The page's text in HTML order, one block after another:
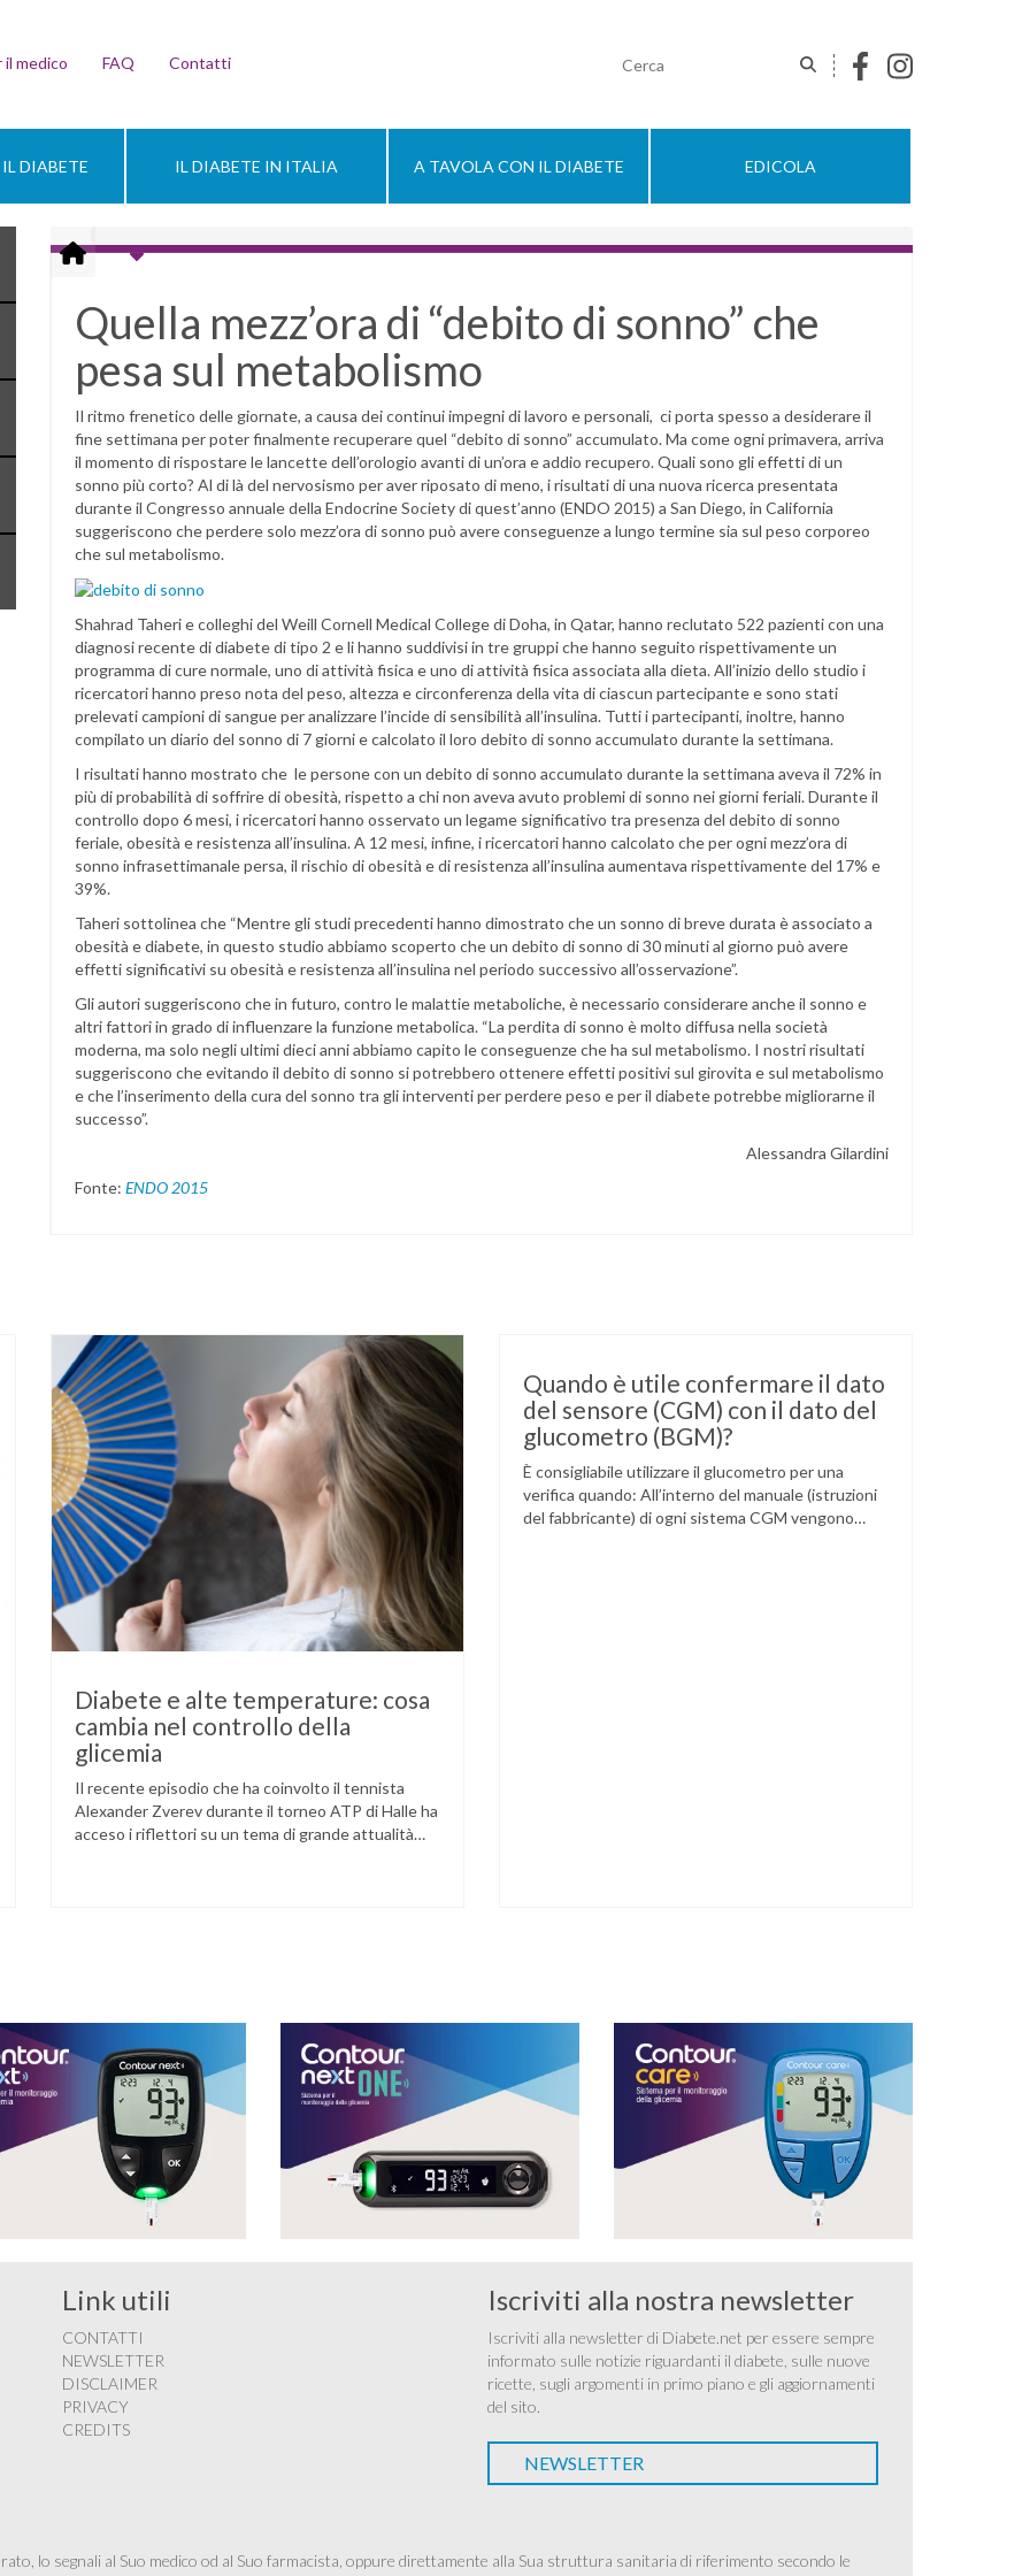
il medico FAQ Contatti
DIABETE IL DIABETE IN ITALIA A TAVOLA CON IL DIABETE EDICOLA
Quella mezz’ora di “debito di sonno” che
pesa sul metabolismo
Il ritmo frenetico delle giornate, a causa dei continui impegni di lavoro e personali, ci porta spesso a desiderare il
fine settimana per poter finalmente recuperare quel “debito di sonno” accumulato. Ma come ogni primavera, arriva
il momento di rispostare le lancette dell’orologio avanti di un’ora e addio recupero. Quali sono gli effetti di un
sonno più corto? Al di là del nervosismo per aver riposato di meno, i risultati di una nuova ricerca presentata
durante il Congresso annuale della Endocrine Society di quest’anno (ENDO 2015) a San Diego, in California
suggeriscono che perdere solo mezz’ora di sonno può avere conseguenze a lungo termine sia sul peso corporeo
che sul metabolismo.
Shahrad Taheri e colleghi del Weill Cornell Medical College di Doha, in Qatar, hanno reclutato 522 pazienti con una
diagnosi recente di diabete di tipo 2 e li hanno suddivisi in tre gruppi che hanno seguito rispettivamente un
programma di cure normale, uno di attività fisica e uno di attività fisica associata alla dieta. All’inizio dello studio i
ricercatori hanno preso nota del peso, altezza e circonferenza della vita di ciascun partecipante e sono stati
prelevati campioni di sangue per analizzare l’incide di sensibilità all’insulina. Tutti i partecipanti, inoltre, hanno
compilato un diario del sonno di 7 giorni e calcolato il loro debito di sonno accumulato durante la settimana.
I risultati hanno mostrato che le persone con un debito di sonno accumulato durante la settimana aveva il 72% in
più di probabilità di soffrire di obesità, rispetto a chi non aveva avuto problemi di sonno nei giorni feriali. Durante il
controllo dopo 6 mesi, i ricercatori hanno osservato un legame significativo tra presenza del debito di sonno
feriale, obesità e resistenza all’insulina. A 12 mesi, infine, i ricercatori hanno calcolato che per ogni mezz’ora di
sonno infrasettimanale persa, il rischio di obesità e di resistenza all’insulina aumentava rispettivamente del 17% e
39%.
Taheri sottolinea che “Mentre gli studi precedenti hanno dimostrato che un sonno di breve durata è associato a
obesità e diabete, in questo studio abbiamo scoperto che un debito di sonno di 30 minuti al giorno può avere
effetti significativi su obesità e resistenza all’insulina nel periodo successivo all’osservazione”.
Gli autori suggeriscono che in futuro, contro le malattie metaboliche, è necessario considerare anche il sonno e
altri fattori in grado di influenzare la funzione metabolica. “La perdita di sonno è molto diffusa nella società
moderna, ma solo negli ultimi dieci anni abbiamo capito le conseguenze che ha sul metabolismo. I nostri risultati
suggeriscono che evitando il debito di sonno si potrebbero ottenere effetti positivi sul girovita e sul metabolismo
e che l’inserimento della cura del sonno tra gli interventi per perdere peso e per il diabete potrebbe migliorarne il
successo”.
Alessandra Gilardini
Fonte: ENDO 2015
Diabete e alte temperature: cosa
cambia nel controllo della
glicemia
Il recente episodio che ha coinvolto il tennista
Alexander Zverev durante il torneo ATP di Halle ha
acceso i riflettori su un tema di grande attualità
Quando è utile confermare il dato
del sensore (CGM) con il dato del
glucometro (BGM)?
È consigliabile utilizzare il glucometro per una
verifica quando: All’interno del manuale (istruzioni
del fabbricante) di ogni sistema CGM vengono
Link utili
CONTATTI
NEWSLETTER
DISCLAIMER
PRIVACY
CREDITS
Iscriviti alla nostra newsletter
Iscriviti alla newsletter di Diabete.net per essere sempre
informato sulle notizie riguardanti il diabete, sulle nuove
ricette, sugli argomenti in primo piano e gli aggiornamenti
del sito.
NEWSLETTER
lo segnali al Suo medico od al Suo farmacista, oppure direttamente alla Sua struttura sanitaria di riferimento secondo le